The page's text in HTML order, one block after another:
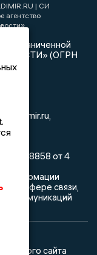
| СИ
агентство
ограниченной
(ОГРН
78858 от 4
информации
в сфере связи,
коммуникаций
данного сайта